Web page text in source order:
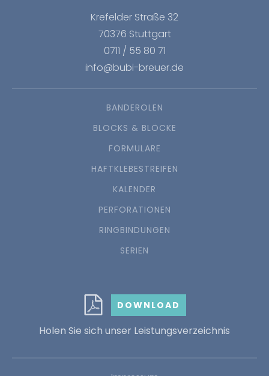
Krefelder Straße 32
70376 Stuttgart
0711 / 55 80 71
info@bubi-breuer.de
BANDEROLEN
BLOCKS & BLÖCKE
FORMULARE
HAFTKLEBESTREIFEN
KALENDER
PERFORATIONEN
RINGBINDUNGEN
SERIEN
DOWNLOAD
Holen Sie sich unser Leistungsverzeichnis